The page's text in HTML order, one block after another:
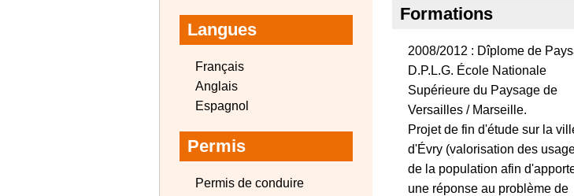
Langues
Français
Anglais
Espagnol
Permis
Permis de conduire
Formations
2008/2012 : Dîplome de
D.P.L.G. École Nationale
Supérieure du Paysage de
Versailles / Marseille.
Projet de fin d'étude sur la
d'Évry (valorisation des
de la population afin
une réponse au problème de